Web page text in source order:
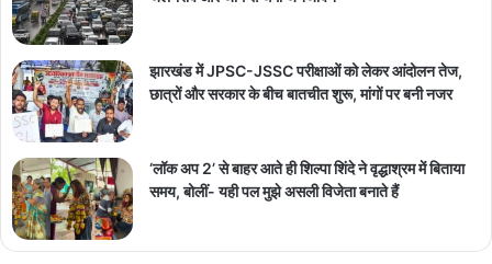
झारखंड में JPSC-JSSC परीक्षाओं को लेकर आंदोलन तेज,
छात्रों और सरकार के बीच बातचीत शुरू, मांगों पर बनी नजर
‘लॉक अप 2’ से बाहर आते ही शिल्पा शिंदे ने वृद्धाश्रम में बिताया
समय, बोलीं- यही पल मुझे असली विजेता बनाते हैं